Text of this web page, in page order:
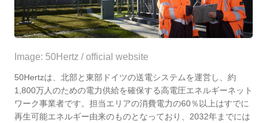
Image: 50Hertz / official website
50Hertzは、 北部と東部ドイツの送電システムを運営し、約
1,800万人のための電力供給を確保する高電圧エネルギーネット
ワーク事業者です。担当エリアの消費電力の60％以上はすでに
再生可能エネルギー由来のものとなっており、2032年までには